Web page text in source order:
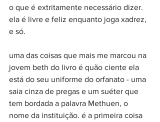
o que é extritamente necessário dizer.
ela é livre e feliz enquanto joga xadrez,
e só.
uma das coisas que mais me marcou na
jovem beth do livro é quão ciente ela
está do seu uniforme do orfanato - uma
saia cinza de pregas e um suéter que
tem bordada a palavra Methuen, o
nome da instituição. é a primeira coisa